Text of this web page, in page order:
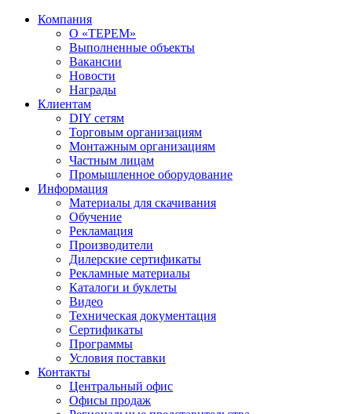
Компания
О «ТЕРЕМ»
Выполненные объекты
Вакансии
Новости
Награды
Клиентам
DIY сетям
Торговым организациям
Монтажным организациям
Частным лицам
Промышленное оборудование
Информация
Материалы для скачивания
Обучение
Рекламация
Производители
Дилерские сертификаты
Рекламные материалы
Каталоги и буклеты
Видео
Техническая документация
Сертификаты
Программы
Условия поставки
Контакты
Центральный офис
Офисы продаж